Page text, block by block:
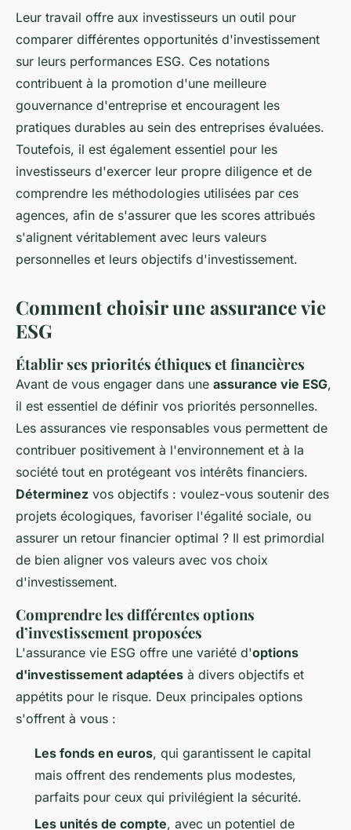
Leur travail offre aux investisseurs un outil pour
comparer différentes opportunités d'investissement
sur leurs performances ESG. Ces notations
contribuent à la promotion d'une meilleure
gouvernance d'entreprise et encouragent les
pratiques durables au sein des entreprises évaluées.
Toutefois, il est également essentiel pour les
investisseurs d'exercer leur propre diligence et de
comprendre les méthodologies utilisées par ces
agences, afin de s'assurer que les scores attribués
s'alignent véritablement avec leurs valeurs
personnelles et leurs objectifs d'investissement.
Comment choisir une assurance vie
ESG
Établir ses priorités éthiques et financières
Avant de vous engager dans une assurance vie ESG,
il est essentiel de définir vos priorités personnelles.
Les assurances vie responsables vous permettent de
contribuer positivement à l'environnement et à la
société tout en protégeant vos intérêts financiers.
Déterminez vos objectifs : voulez-vous soutenir des
projets écologiques, favoriser l'égalité sociale, ou
assurer un retour financier optimal ? Il est primordial
de bien aligner vos valeurs avec vos choix
d'investissement.
Comprendre les différentes options
d’investissement proposées
L'assurance vie ESG offre une variété d'options
d'investissement adaptées à divers objectifs et
appétits pour le risque. Deux principales options
s'offrent à vous :
Les fonds en euros, qui garantissent le capital
mais offrent des rendements plus modestes,
parfaits pour ceux qui privilégient la sécurité.
Les unités de compte, avec un potentiel de